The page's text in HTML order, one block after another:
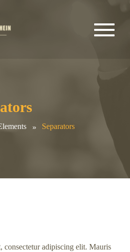
Separators
consectetur adipiscing elit. Mauris